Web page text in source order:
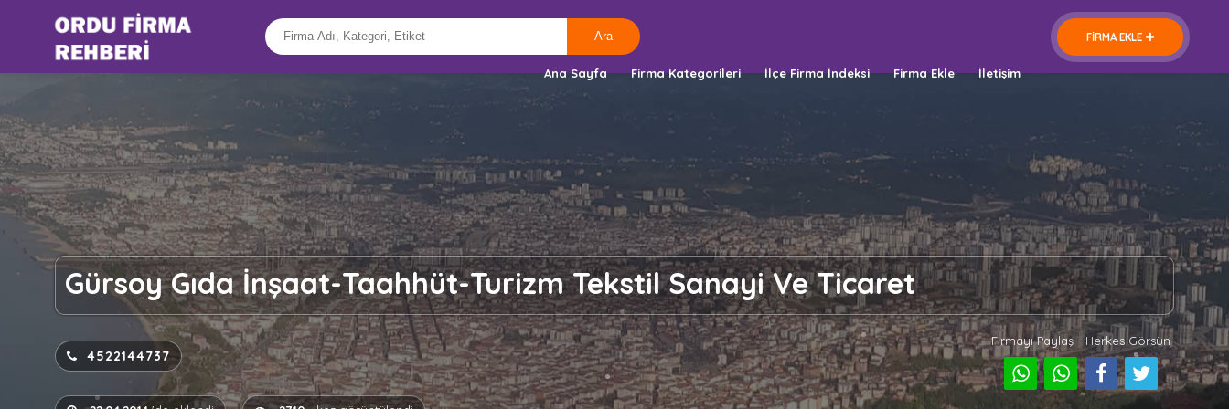
FİRMA EKLE
Ana Sayfa Firma Kategorileri İlçe Firma İndeksi Firma Ekle İletişim
Gürsoy Gıda İnşaat-Taahhüt-Turizm Tekstil Sanayi Ve Ticaret
4522144737
Firmayı Paylaş - Herkes Görsün